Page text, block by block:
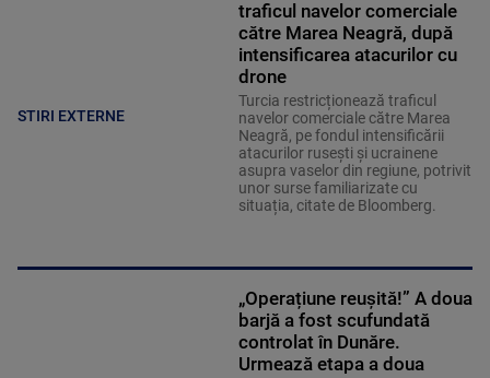
STIRI EXTERNE
traficul navelor comerciale
către Marea Neagră, după
intensificarea atacurilor cu
drone
Turcia restricționează traficul
navelor comerciale către Marea
Neagră, pe fondul intensificării
atacurilor rusești și ucrainene
asupra vaselor din regiune, potrivit
unor surse familiarizate cu
situația, citate de Bloomberg.
„Operațiune reușită!” A doua
barjă a fost scufundată
controlat în Dunăre.
Urmează etapa a doua